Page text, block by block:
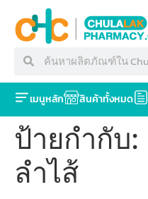
เมนูหลัก สินค้าทั้งหมด
ป้ายกำกับ:
ลำไส้